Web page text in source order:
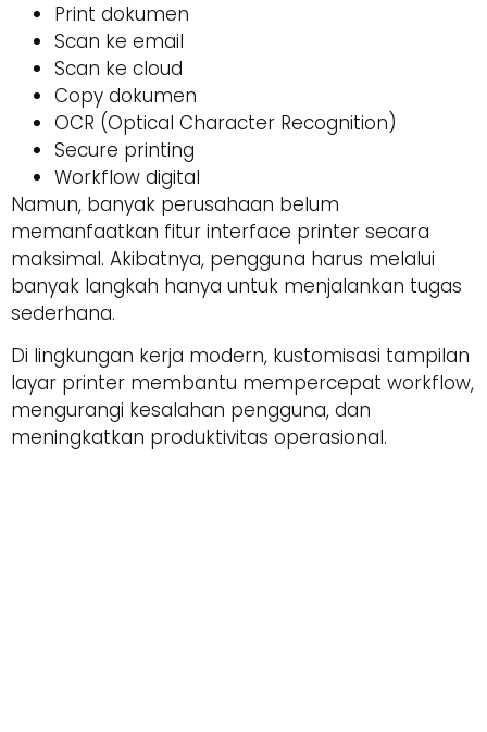
Print dokumen
Scan ke email
Scan ke cloud
Copy dokumen
OCR (Optical Character Recognition)
Secure printing
Workflow digital
Namun, banyak perusahaan belum
memanfaatkan fitur interface printer secara
maksimal. Akibatnya, pengguna harus melalui
banyak langkah hanya untuk menjalankan tugas
sederhana.
Di lingkungan kerja modern, kustomisasi tampilan
layar printer membantu mempercepat workflow,
mengurangi kesalahan pengguna, dan
meningkatkan produktivitas operasional.